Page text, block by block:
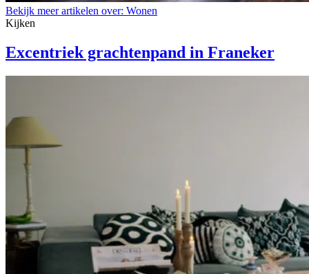
Bekijk meer artikelen over: Wonen
Kijken
Excentriek grachtenpand in Franeker